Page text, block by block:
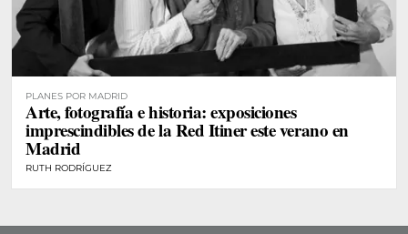
PLANES POR MADRID
Arte, fotografía e historia: exposiciones
imprescindibles de la Red Itiner este verano en
Madrid
RUTH RODRÍGUEZ